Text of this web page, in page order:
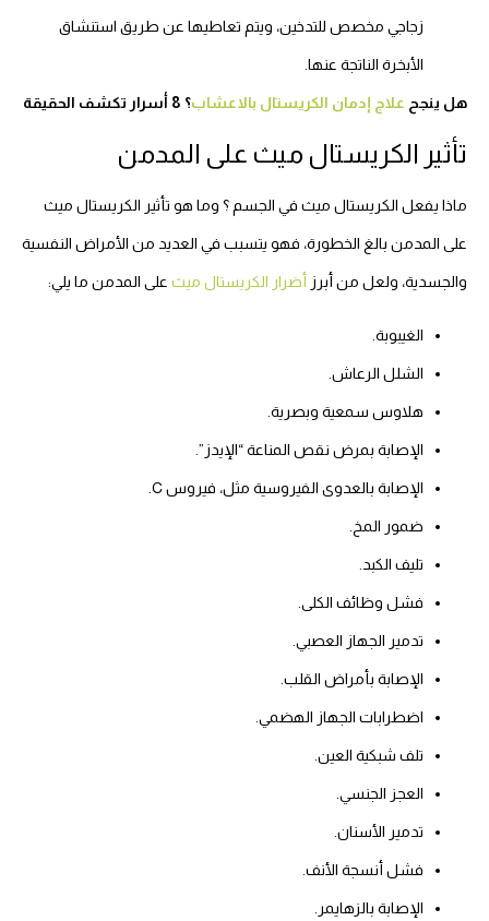
زجاجي مخصص للتدخين، ويتم تعاطيها عن طريق استنشاق
الأبخرة الناتجة عنها.
هل ينجح علاج إدمان الكريستال بالاعشاب؟ 8 أسرار تكشف الحقيقة
تأثير الكريستال ميث على المدمن
ماذا يفعل الكريستال ميث في الجسم ؟ وما هو تأثير الكريستال ميث
على المدمن بالغ الخطورة، فهو يتسبب في العديد من الأمراض النفسية
والجسدية، ولعل من أبرز أضرار الكريستال ميث على المدمن ما يلي:
الغيبوبة.
الشلل الرعاش.
هلاوس سمعية وبصرية.
الإصابة بمرض نقص المناعة “الإيدز”.
الإصابة بالعدوى الفيروسية مثل، فيروس C.
ضمور المخ.
تليف الكبد.
فشل وظائف الكلى.
تدمير الجهاز العصبي.
الإصابة بأمراض القلب.
اضطرابات الجهاز الهضمي.
تلف شبكية العين.
العجز الجنسي.
تدمير الأسنان.
فشل أنسجة الأنف.
الإصابة بالزهايمر.